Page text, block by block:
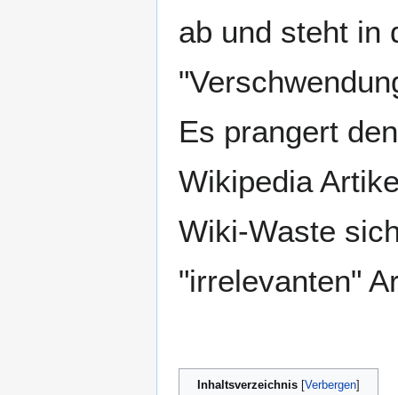
ab und steht in
Es prangert
Wikipedia
Wiki-Waste
"irrelevanten"
Inhaltsverzeichnis